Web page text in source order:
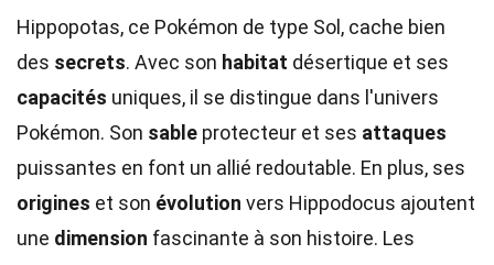
Hippopotas, ce Pokémon de type Sol, cache bien
des secrets. Avec son habitat désertique et ses
capacités uniques, il se distingue dans l'univers
Pokémon. Son sable protecteur et ses attaques
puissantes en font un allié redoutable. En plus, ses
origines et son évolution vers Hippodocus ajoutent
une dimension fascinante à son histoire. Les